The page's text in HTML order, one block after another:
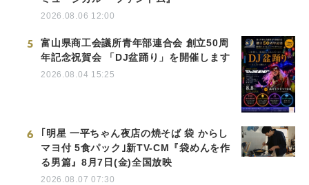
2026.08.06 12:00
5
富山県商工会議所青年部連合会 創立50周
年記念祝賀会 「DJ盆踊り」を開催します
2026.08.04 15:25
6
｢明星 一平ちゃん夜店の焼そば 袋 からし
マヨ付 5食パック｣新TV-CM『袋めんを作
る男篇』8月7日(金)全国放映
2026.08.07 07:30